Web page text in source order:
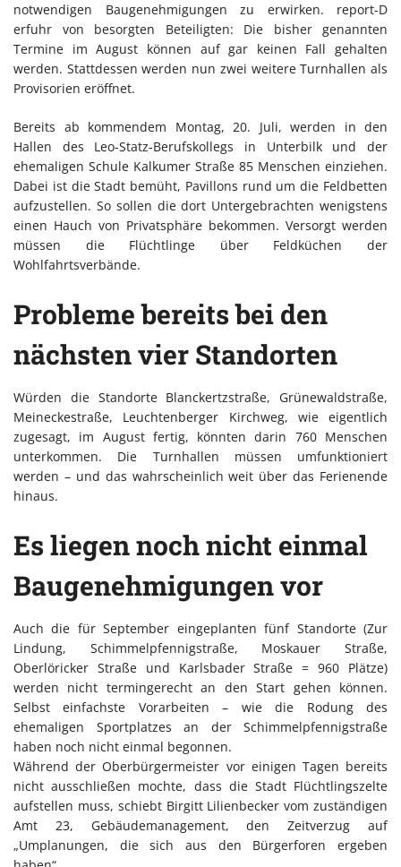
notwendigen Baugenehmigungen zu erwirken. report-D
erfuhr von besorgten Beteiligten: Die bisher genannten
Termine im August können auf gar keinen Fall gehalten
werden. Stattdessen werden nun zwei weitere Turnhallen als
Provisorien eröffnet.
Bereits ab kommendem Montag, 20. Juli, werden in den
Hallen des Leo-Statz-Berufskollegs in Unterbilk und der
ehemaligen Schule Kalkumer Straße 85 Menschen einziehen.
Dabei ist die Stadt bemüht, Pavillons rund um die Feldbetten
aufzustellen. So sollen die dort Untergebrachten wenigstens
einen Hauch von Privatsphäre bekommen. Versorgt werden
müssen die Flüchtlinge über Feldküchen der
Wohlfahrtsverbände.
Probleme bereits bei den
nächsten vier Standorten
Würden die Standorte Blanckertzstraße, Grünewaldstraße,
Meineckestraße, Leuchtenberger Kirchweg, wie eigentlich
zugesagt, im August fertig, könnten darin 760 Menschen
unterkommen. Die Turnhallen müssen umfunktioniert
werden – und das wahrscheinlich weit über das Ferienende
hinaus.
Es liegen noch nicht einmal
Baugenehmigungen vor
Auch die für September eingeplanten fünf Standorte (Zur
Lindung, Schimmelpfennigstraße, Moskauer Straße,
Oberlöricker Straße und Karlsbader Straße = 960 Plätze)
werden nicht termingerecht an den Start gehen können.
Selbst einfachste Vorarbeiten – wie die Rodung des
ehemaligen Sportplatzes an der Schimmelpfennigstraße
haben noch nicht einmal begonnen.
Während der Oberbürgermeister vor einigen Tagen bereits
nicht ausschließen mochte, dass die Stadt Flüchtlingszelte
aufstellen muss, schiebt Birgitt Lilienbecker vom zuständigen
Amt 23, Gebäudemanagement, den Zeitverzug auf
„Umplanungen, die sich aus den Bürgerforen ergeben